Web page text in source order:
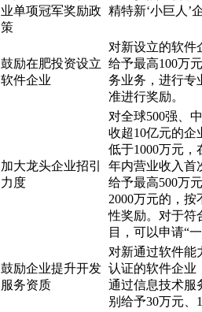
业单项冠军奖励政
策
精特新‘小巨人’
鼓励在肥投资设立
软件企业
对新设立的软件
给予最高100万
务业务，进行专
准进行奖励。
加大龙头企业招引
力度
对全球500强、
收超10亿元的企
低于1000万元
年内营业收入首
给予最高500万
2000万元的，按
性奖励。对于符
目，可以申请“
鼓励企业提升开发
服务资质
对新通过软件能
认证的软件企业
通过信息技术服
别给予30万元、